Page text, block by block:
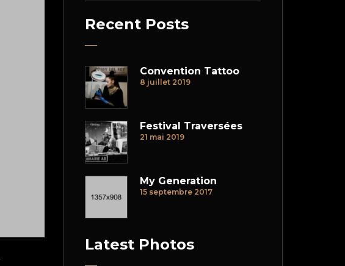
Recent Posts
Convention Tattoo
8 juillet 2019
Festival Traversées
21 mai 2019
My Generation
15 septembre 2017
Latest Photos